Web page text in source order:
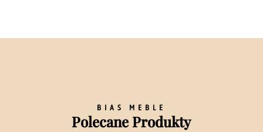
BIAS MEBLE
Polecane Produkty